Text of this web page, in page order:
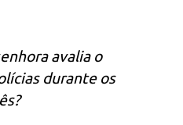
avalia o
durante os